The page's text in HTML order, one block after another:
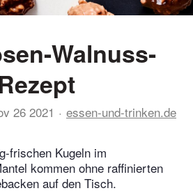
Walnuss-
26 2021 essen-und-trinken.de
frischen Kugeln im
kommen ohne raffinierten
auf den Tisch.